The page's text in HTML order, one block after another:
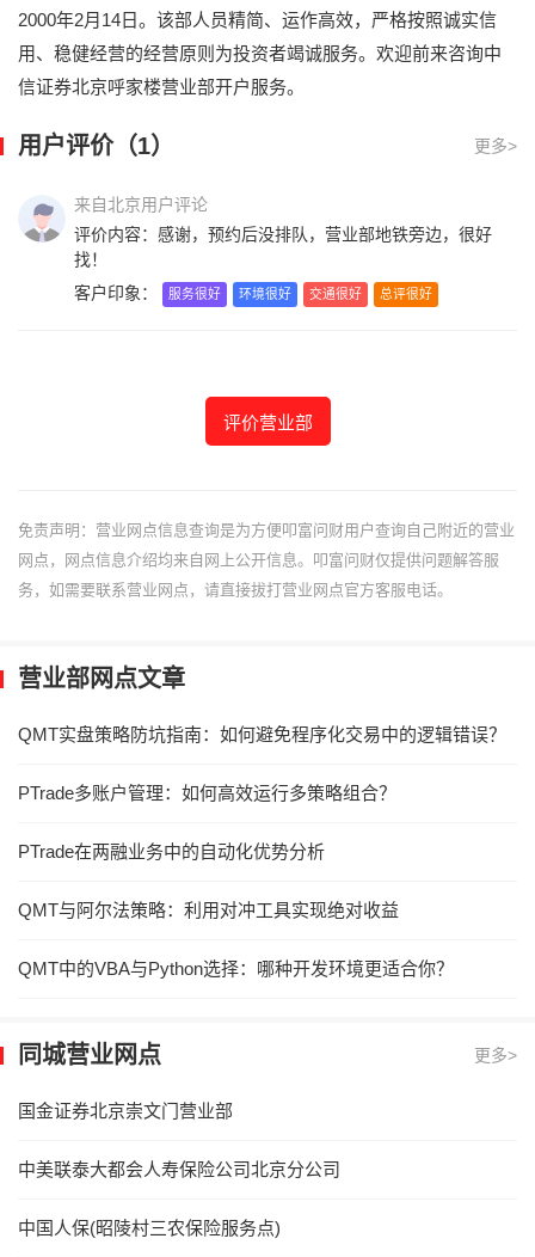
2000年2月14日。该部人员精简、运作高效，严格按照诚实信
用、稳健经营的经营原则为投资者竭诚服务。欢迎前来咨询中
信证券北京呼家楼营业部开户服务。
用户评价（1） 更多>
来自北京用户评论
评价内容：感谢，预约后没排队，营业部地铁旁边，很好
找！
客户印象：
服务很好 环境很好 交通很好 总评很好
评价营业部
免责声明：营业网点信息查询是为方便叩富问财用户查询自己附近的营业
网点，网点信息介绍均来自网上公开信息。叩富问财仅提供问题解答服
务，如需要联系营业网点，请直接拔打营业网点官方客服电话。
营业部网点文章
QMT实盘策略防坑指南：如何避免程序化交易中的逻辑错误？
PTrade多账户管理：如何高效运行多策略组合？
PTrade在两融业务中的自动化优势分析
QMT与阿尔法策略：利用对冲工具实现绝对收益
QMT中的VBA与Python选择：哪种开发环境更适合你？
同城营业网点 更多>
国金证券北京崇文门营业部
中美联泰大都会人寿保险公司北京分公司
中国人保(昭陵村三农保险服务点)